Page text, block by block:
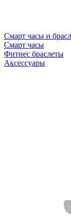
Смарт часы и
Смарт часы
Фитнес браслеты
Аксессуары